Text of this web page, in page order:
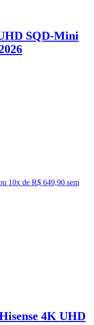
SQD-Mini
10x de R$ 649,90 sem
4K UHD